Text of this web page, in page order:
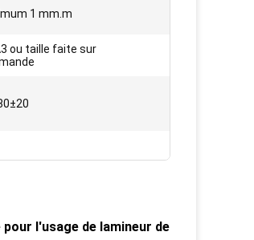
1 mm.m
ou taille faite sur
l'usage de lamineur de